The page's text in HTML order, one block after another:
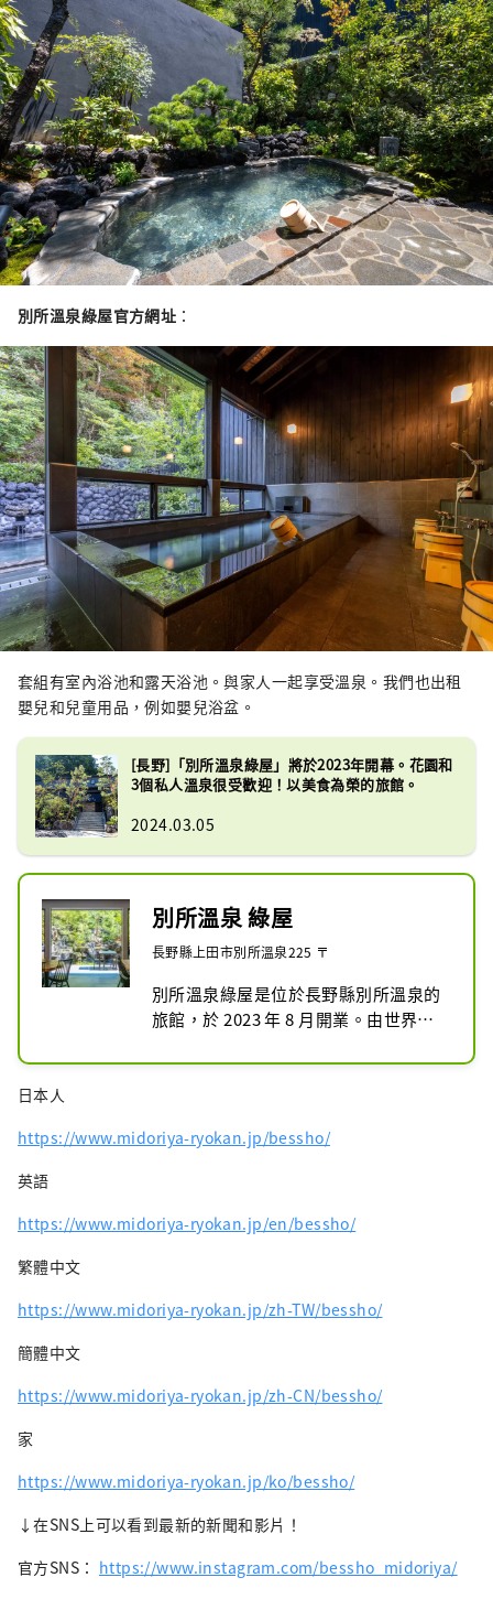
別所溫泉綠屋官方網址 ：
套組有室內浴池和露天浴池。與家人一起享受溫泉。我們也出租
嬰兒和兒童用品，例如嬰兒浴盆。
[長野]「別所溫泉綠屋」將於2023年開幕。花園和
3個私人溫泉很受歡迎！以美食為榮的旅館。
2024.03.05
別所溫泉 綠屋
長野縣上田市別所溫泉225 〒
別所溫泉綠屋是位於長野縣別所溫泉的
旅館，於 2023 年 8 月開業。由世界著
原一幸在英國切爾西花展上獲得金牌的
露營房，客房種類豐富。我們提供正宗
與家人和朋友一起旅行，也適合獨自旅
日本人
https://www.midoriya-ryokan.jp/bessho/
英語
https://www.midoriya-ryokan.jp/en/bessho/
繁體中文
https://www.midoriya-ryokan.jp/zh-TW/bessho/
簡體中文
https://www.midoriya-ryokan.jp/zh-CN/bessho/
家
https://www.midoriya-ryokan.jp/ko/bessho/
↓在SNS上可以看到最新的新聞和影片！
官方SNS： https://www.instagram.com/bessho_midoriya/